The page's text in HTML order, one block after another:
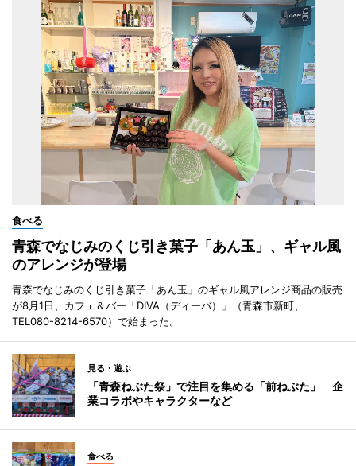
食べる
青森でなじみのくじ引き菓子「あん玉」、ギャル風
のアレンジが登場
青森でなじみのくじ引き菓子「あん玉」のギャル風アレンジ商品の販売
が8月1日、カフェ＆バー「DIVA（ディーバ）」（青森市新町、
TEL080-8214-6570）で始まった。
見る・遊ぶ
「青森ねぶた祭」で注目を集める「前ねぶた」 企
業コラボやキャラクターなど
食べる